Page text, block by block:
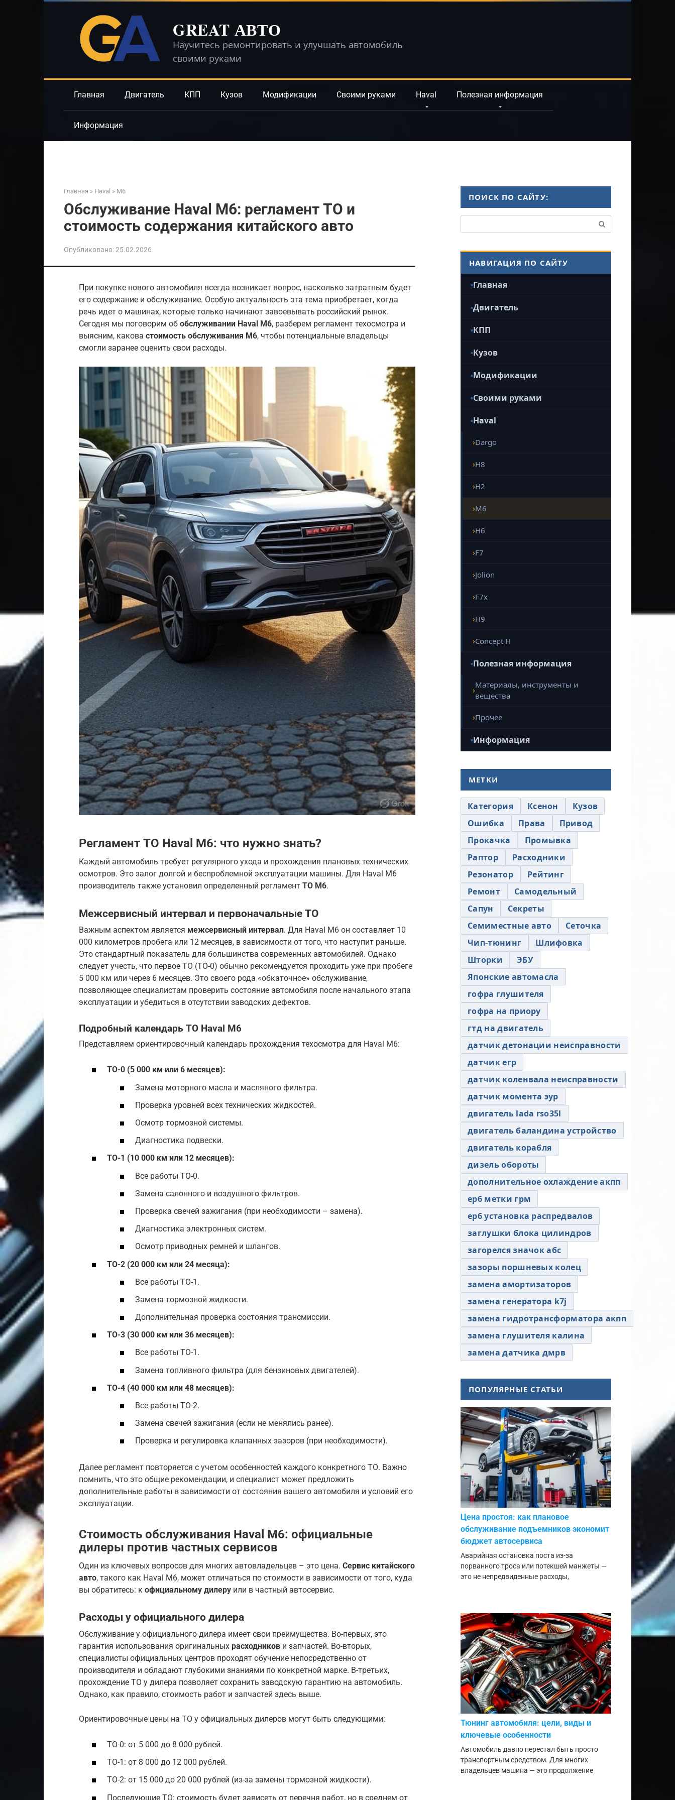
GREAT АВТО
Научитесь ремонтировать и улучшать автомобиль
своими руками
Главная Двигатель КПП Кузов Модификации Своими руками Haval Полезная информация
Информация
Главная » Haval » M6
Обслуживание Haval M6: регламент ТО и
стоимость содержания китайского авто
Опубликовано:25.02.2026
При покупке нового автомобиля всегда возникает вопрос, насколько затратным будет
его содержание и обслуживание. Особую актуальность эта тема приобретает, когда
речь идет о машинах, которые только начинают завоевывать российский рынок.
Сегодня мы поговорим об обслуживании Haval M6, разберем регламент техосмотра и
выясним, какова стоимость обслуживания M6, чтобы потенциальные владельцы
смогли заранее оценить свои расходы.
Регламент ТО Haval M6: что нужно знать?
Каждый автомобиль требует регулярного ухода и прохождения плановых технических
осмотров. Это залог долгой и беспроблемной эксплуатации машины. Для Haval M6
производитель также установил определенный регламент ТО M6.
Межсервисный интервал и первоначальные ТО
Важным аспектом является межсервисный интервал. Для Haval M6 он составляет 10
000 километров пробега или 12 месяцев, в зависимости от того, что наступит раньше.
Это стандартный показатель для большинства современных автомобилей. Однако
следует учесть, что первое ТО (ТО-0) обычно рекомендуется проходить уже при пробеге
5 000 км или через 6 месяцев. Это своего рода «обкаточное» обслуживание,
позволяющее специалистам проверить состояние автомобиля после начального этапа
эксплуатации и убедиться в отсутствии заводских дефектов.
Подробный календарь ТО Haval M6
Представляем ориентировочный календарь прохождения техосмотра для Haval M6:
ТО-0 (5 000 км или 6 месяцев):
Замена моторного масла и масляного фильтра.
Проверка уровней всех технических жидкостей.
Осмотр тормозной системы.
Диагностика подвески.
ТО-1 (10 000 км или 12 месяцев):
Все работы ТО-0.
Замена салонного и воздушного фильтров.
Проверка свечей зажигания (при необходимости – замена).
Диагностика электронных систем.
Осмотр приводных ремней и шлангов.
ТО-2 (20 000 км или 24 месяца):
Все работы ТО-1.
Замена тормозной жидкости.
Дополнительная проверка состояния трансмиссии.
ТО-3 (30 000 км или 36 месяцев):
Все работы ТО-1.
Замена топливного фильтра (для бензиновых двигателей).
ТО-4 (40 000 км или 48 месяцев):
Все работы ТО-2.
Замена свечей зажигания (если не менялись ранее).
Проверка и регулировка клапанных зазоров (при необходимости).
Далее регламент повторяется с учетом особенностей каждого конкретного ТО. Важно
помнить, что это общие рекомендации, и специалист может предложить
дополнительные работы в зависимости от состояния вашего автомобиля и условий его
эксплуатации.
Стоимость обслуживания Haval M6: официальные
дилеры против частных сервисов
Один из ключевых вопросов для многих автовладельцев – это цена. Сервис китайского
авто, такого как Haval M6, может отличаться по стоимости в зависимости от того, куда
вы обратитесь: к официальному дилеру или в частный автосервис.
Расходы у официального дилера
Обслуживание у официального дилера имеет свои преимущества. Во-первых, это
гарантия использования оригинальных расходников и запчастей. Во-вторых,
специалисты официальных центров проходят обучение непосредственно от
производителя и обладают глубокими знаниями по конкретной марке. В-третьих,
прохождение ТО у дилера позволяет сохранить заводскую гарантию на автомобиль.
Однако, как правило, стоимость работ и запчастей здесь выше.
Ориентировочные цены на ТО у официальных дилеров могут быть следующими:
ТО-0: от 5 000 до 8 000 рублей.
ТО-1: от 8 000 до 12 000 рублей.
ТО-2: от 15 000 до 20 000 рублей (из-за замены тормозной жидкости).
Последующие ТО: стоимость будет зависеть от перечня работ, но в среднем от
ПОИСК ПО САЙТУ:
НАВИГАЦИЯ ПО САЙТУ
Главная
Двигатель
КПП
Кузов
Модификации
Своими руками
Haval
Dargo
H8
H2
M6
H6
F7
Jolion
F7x
H9
Concept H
Полезная информация
Материалы, инструменты и
вещества
Прочее
Информация
МЕТКИ
Категория Ксенон
Кузов
Ошибка
Права
Привод
Прокачка
Промывка
Раптор
Расходники
Резонатор
Рейтинг
Ремонт
Самодельный
Сапун
Секреты
Семиместные авто
Сеточка
Чип-тюнинг
Шлифовка
Шторки
ЭБУ
Японские автомасла
гофра глушителя
гофра на приору
гтд на двигатель
датчик детонации неисправности
датчик егр
датчик коленвала неисправности
датчик момента эур
двигатель lada rso35l
двигатель баландина устройство
двигатель корабля
дизель обороты
дополнительное охлаждение акпп
ер6 метки грм
ер6 установка распредвалов
заглушки блока цилиндров
загорелся значок абс
зазоры поршневых колец
замена амортизаторов
замена генератора k7j
замена гидротрансформатора акпп
замена глушителя калина
замена датчика дмрв
ПОПУЛЯРНЫЕ СТАТЬИ
Цена простоя: как плановое
обслуживание подъемников экономит
бюджет автосервиса
Аварийная остановка поста из-за
порванного троса или потекшей манжеты —
это не непредвиденные расходы,
Тюнинг автомобиля: цели, виды и
ключевые особенности
Автомобиль давно перестал быть просто
транспортным средством. Для многих
владельцев машина — это продолжение